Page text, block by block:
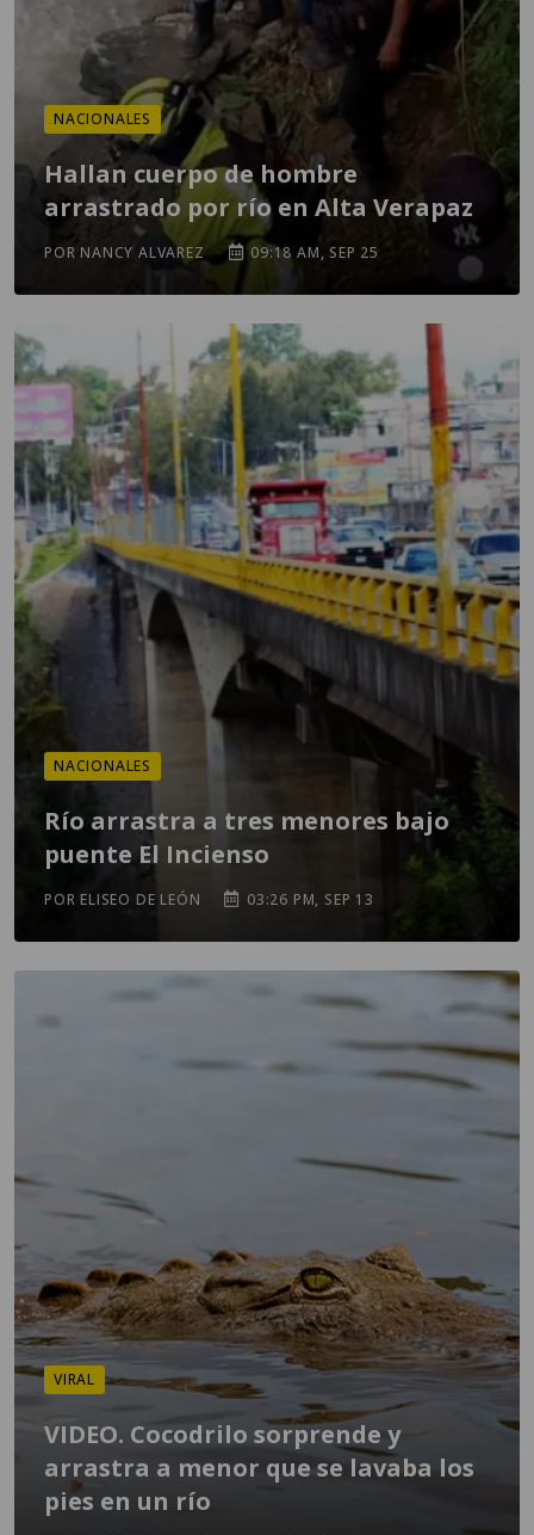
NACIONALES
Hallan cuerpo de hombre
arrastrado por río en Alta Verapaz
POR NANCY ALVAREZ 09:18 AM, SEP 25
NACIONALES
Río arrastra a tres menores bajo
puente El Incienso
POR ELISEO DE LEÓN 03:26 PM, SEP 13
VIRAL
VIDEO. Cocodrilo sorprende y
arrastra a menor que se lavaba los
pies en un río